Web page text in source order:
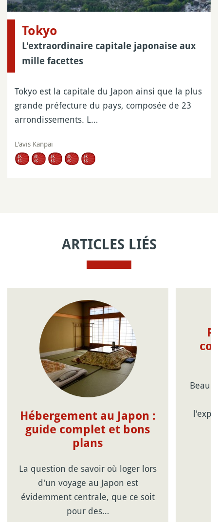
Tokyo
L'extraordinaire capitale japonaise aux
mille facettes
Tokyo est la capitale du Japon ainsi que la plus
grande préfecture du pays, composée de 23
arrondissements. L…
L'avis Kanpai
ARTICLES LIÉS
Hébergement au Japon :
guide complet et bons
plans
La question de savoir où loger lors
d'un voyage au Japon est
évidemment centrale, que ce soit
pour des…